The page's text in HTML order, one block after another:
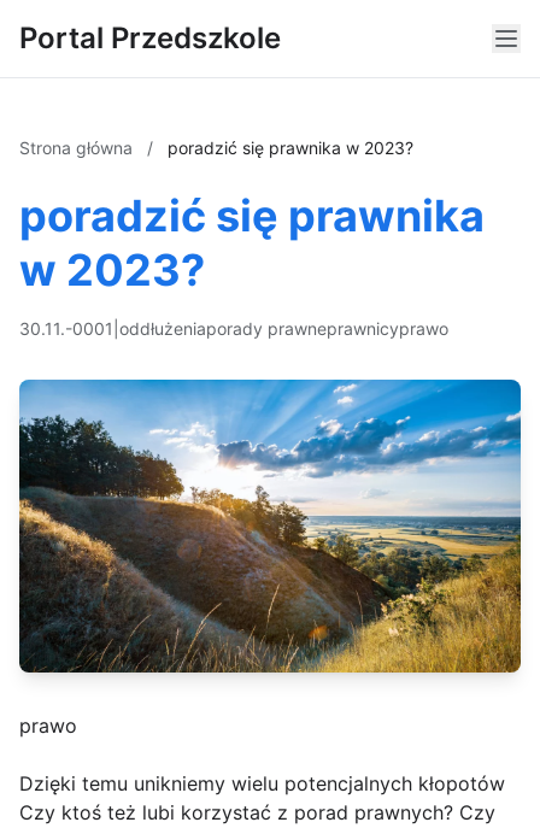
Portal Przedszkole
Strona główna / poradzić się prawnika w 2023?
poradzić się prawnika
w 2023?
30.11.-0001 oddłużeniaporady prawneprawnicyprawo
prawo
Dzięki temu unikniemy wielu potencjalnych kłopotów
Czy ktoś też lubi korzystać z porad prawnych? Czy